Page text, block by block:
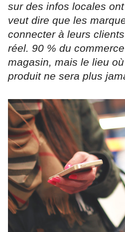
sur des infos locales
veut dire que les
connecter à leurs
réel. 90 % du
magasin, mais le lieu
produit ne sera plus